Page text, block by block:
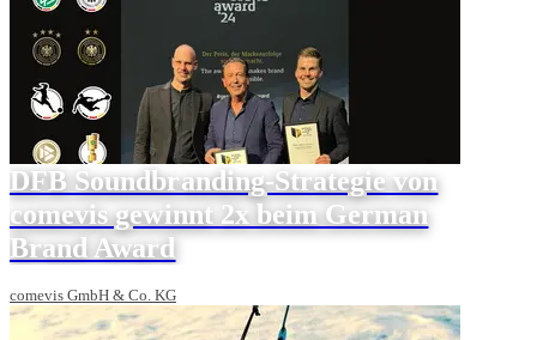
DFB Soundbranding-Strategie von
comevis gewinnt 2x beim German
Brand Award
comevis GmbH & Co. KG